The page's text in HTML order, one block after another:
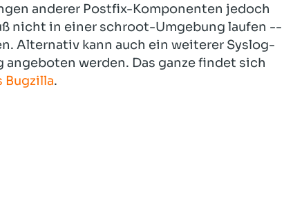
anderer Postfix-Komponenten jedoch
nicht in einer schroot-Umgebung laufen --
Alternativ kann auch ein weiterer Syslog-
werden. Das ganze findet sich
Bugzilla.